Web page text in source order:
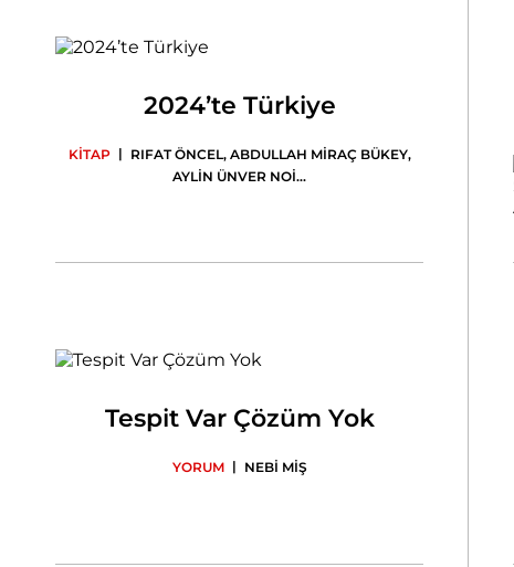
2024’te Türkiye
KİTAP | RIFAT ÖNCEL, ABDULLAH MİRAÇ BÜKEY,
AYLİN ÜNVER NOİ...
Tespit Var Çözüm Yok
YORUM | NEBİ MİŞ